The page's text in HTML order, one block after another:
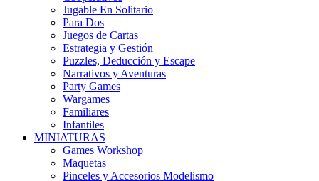
Jugable En Solitario
Para Dos
Juegos de Cartas
Estrategia y Gestión
Puzzles, Deducción y Escape
Narrativos y Aventuras
Party Games
Wargames
Familiares
Infantiles
MINIATURAS
Games Workshop
Maquetas
Pinceles y Accesorios Modelismo